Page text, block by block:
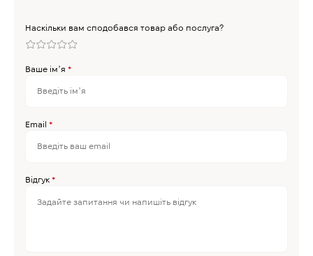
Наскільки вам сподобався товар або послуга?
Ваше імʼя *
Email *
Відгук *